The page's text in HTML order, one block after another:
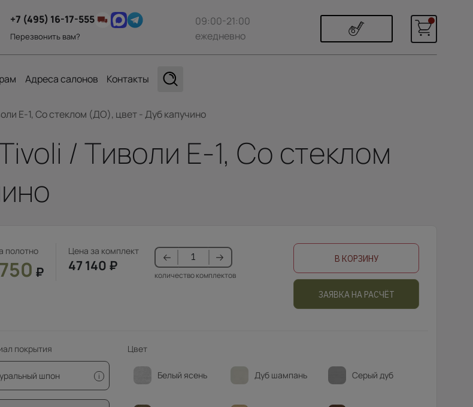
+7 (495) 16-17-555
Перезвонить вам?
09:00-21:00
ежедневно
Адреса салонов Контакты
Е-1, Со стеклом (ДО), цвет - Дуб капучино
/ Тиволи Е-1, Со стеклом
полотно
₽
Цена за комплект
47 140 ₽
количество комплектов
В КОРЗИНУ
ЗАЯВКА НА РАСЧЁТ
покрытия
шпон i
Цвет
Белый ясень Дуб шампань Серый дуб